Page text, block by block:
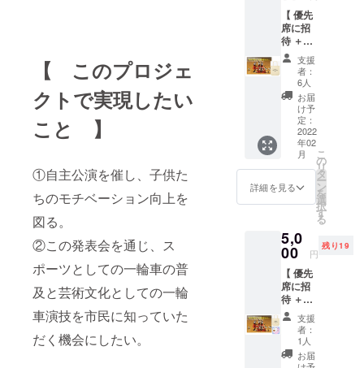
【 このプロジェ
クトで実現したい
こと 】
①自主公演を催し、子供た
ちのモチベーション向上を
図る。
②この発表会を通じ、ス
ポーツとしての一輪車の普
及と芸術文化としての一輪
車演技を市民に知っていた
だく機会にしたい。
・発表
会DVD
を後ほ
ど送付
いたし
ます。
※感染症
対策の
ため、
マスク
の着
用、座
席の間
隔を開
けてお
ご協力
をいた
ととな
ります
（詳し
くは一
関文化
セン
ターの
【 優先
席に招
待 ＋
キャン
パス
トート
バック
援者を
優先席
に招待
させて
いただ
きま
す！
2月19日
会に2名
を優先
席にご
招待い
たしま
す。 ※
感染症
対策の
ため、
マスク
支援
者：
6人
お届
け予
定：
2022
年02
月
詳細を見る
こ
の
リ
タ
ー
ン
を
選
択
す
る
5,0
00 円
残り19
【 優先
席に招
待 ＋
キャン
パス
トート
バック
＋ DVD
支援
者：
1人
お届